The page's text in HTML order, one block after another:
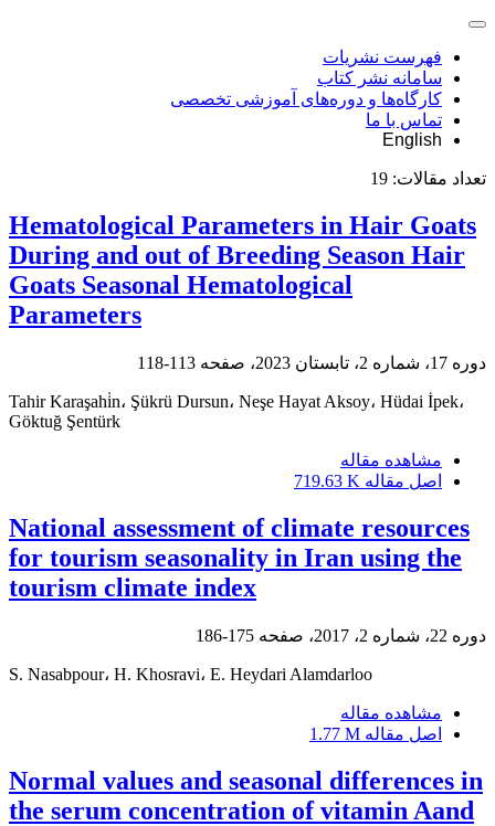
فهرست نشریات
سامانه نشر کتاب
کارگاه‌ها و دوره‌های آموزشی تخصصی
تماس با ما
English
تعداد مقالات: 19
Hematological Parameters in Hair Goats
During and out of Breeding Season Hair
Goats Seasonal Hematological
Parameters
دوره 17، شماره 2، تابستان 2023، صفحه 113-118
Tahir Karaşahi̇n، Şükrü Dursun، Neşe Hayat Aksoy، Hüdai İpek،
Göktuğ Şentürk
مشاهده مقاله
اصل مقاله 719.63 K
National assessment of climate resources
for tourism seasonality in Iran using the
tourism climate index
دوره 22، شماره 2، 2017، صفحه 175-186
S. Nasabpour، H. Khosravi، E. Heydari Alamdarloo
مشاهده مقاله
اصل مقاله 1.77 M
Normal values and seasonal differences in
the serum concentration of vitamin Aand